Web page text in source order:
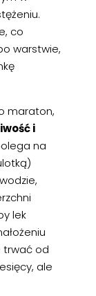
co
warstwie,
maraton,
i
na
lek
trwać od
ale